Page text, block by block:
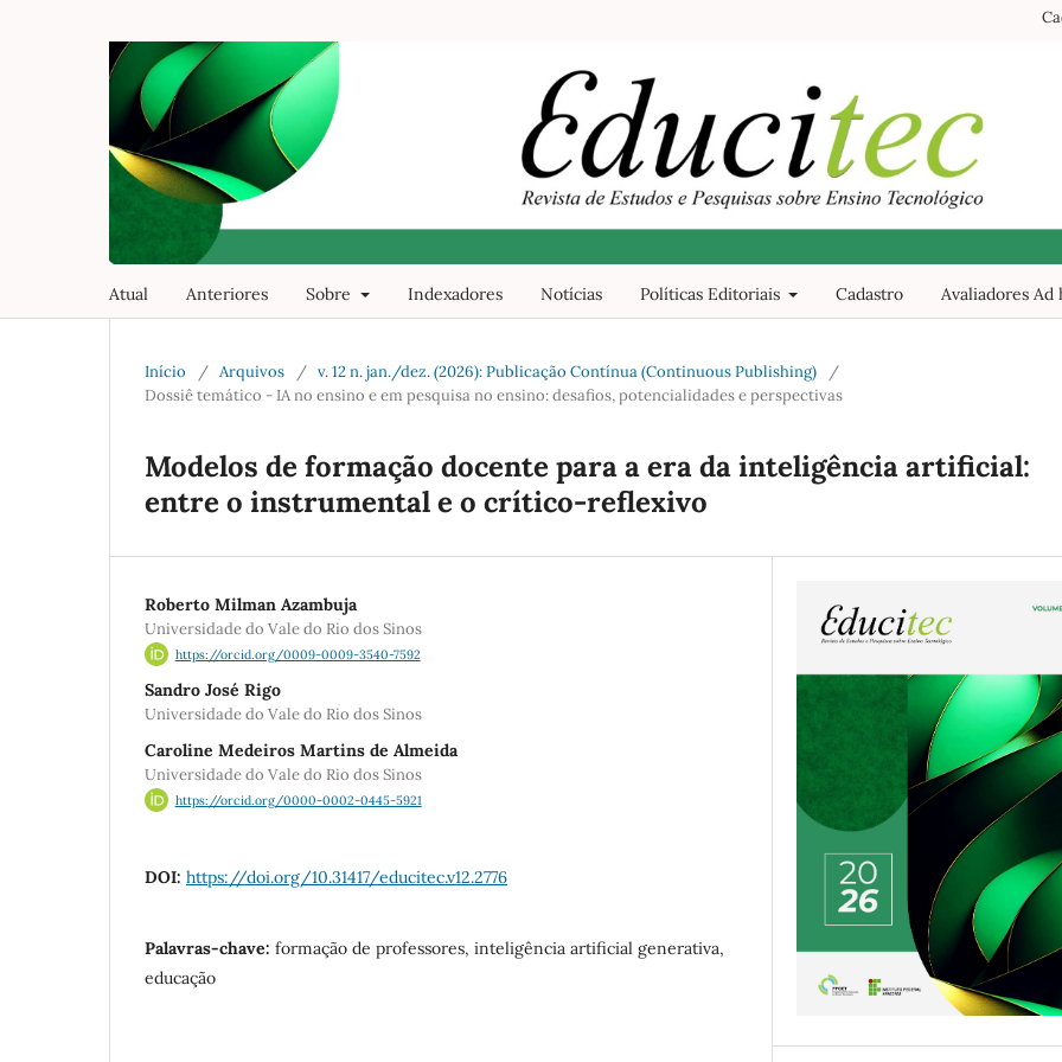
Atual Anteriores Sobre Indexadores Notícias Políticas Editoriais Cadastro Avaliadores Ad
Início / Arquivos / v. 12 n. jan./dez. (2026): Publicação Contínua (Continuous Publishing)
/
Dossiê temático - IA no ensino e em pesquisa no ensino: desafios, potencialidades e perspectivas
Modelos de formação docente para a era da inteligência artificial:
entre o instrumental e o crítico-reflexivo
Roberto Milman Azambuja
Universidade do Vale do Rio dos Sinos
https://orcid.org/0009-0009-3540-7592
Sandro José Rigo
Universidade do Vale do Rio dos Sinos
Caroline Medeiros Martins de Almeida
Universidade do Vale do Rio dos Sinos
https://orcid.org/0000-0002-0445-5921
DOI: https://doi.org/10.31417/educitec.v12.2776
Palavras-chave: formação de professores, inteligência artificial generativa,
educação